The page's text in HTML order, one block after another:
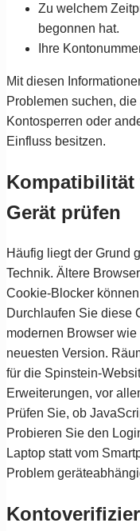
Zu welchem
begonnen hat.
Ihre
Mit diesen
Problemen suchen,
Kontosperren oder
Einfluss besitzen.
Kompatibilität
Gerät prüfen
Häufig liegt der Grund
Technik. Ältere
Cookie-Blocker
Durchlaufen Sie diese
modernen Browser
neuesten Version.
für die Spinstein-
Erweiterungen, vor
Prüfen Sie, ob
Probieren Sie den
Laptop statt vom
Problem